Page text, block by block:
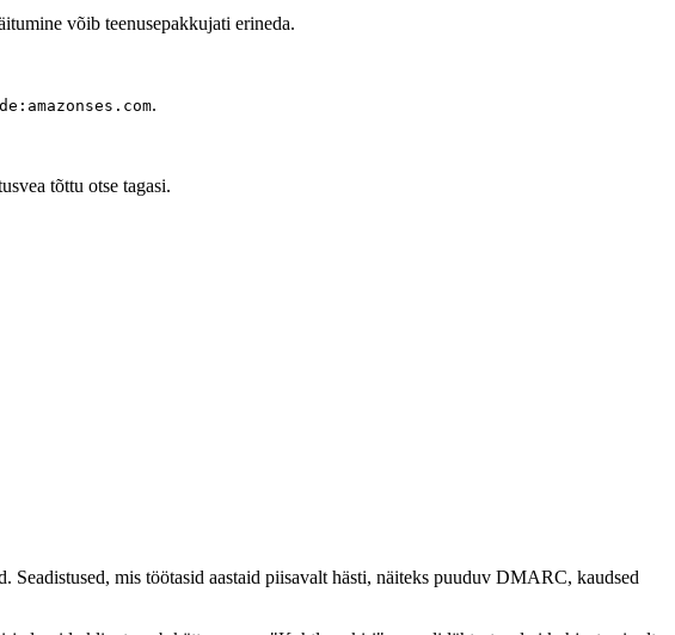
võib teenusepakkujati erineda.
.
tõttu otse tagasi.
Seadistused, mis töötasid aastaid piisavalt hästi, näiteks puuduv DMARC, kaudsed